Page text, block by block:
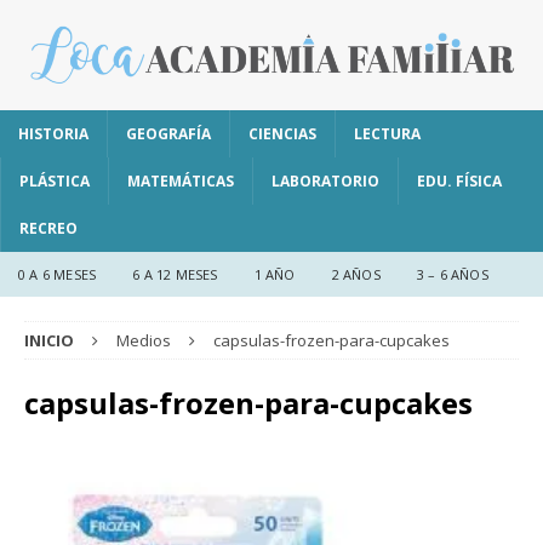
HISTORIA GEOGRAFÍA CIENCIAS LECTURA
PLÁSTICA MATEMÁTICAS LABORATORIO EDU. FÍSICA
RECREO
0 A 6 MESES 6 A 12 MESES 1 AÑO 2 AÑOS 3 – 6 AÑOS
INICIO Medios capsulas-frozen-para-cupcakes
capsulas-frozen-para-cupcakes